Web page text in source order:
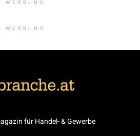
WERBUNG
WERBUNG
für Handel- & Gewerbe